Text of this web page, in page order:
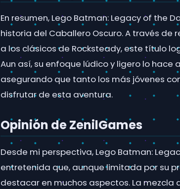
En resumen, Lego Batman: Legacy of the
historia del Caballero Oscuro. A través de
a los clásicos de Rocksteady, este título
Aun así, su enfoque lúdico y ligero lo
asegurando que tanto los más jóvenes
disfrutar de esta aventura.
Opinión de ZenilGames
Desde mi perspectiva, Lego Batman:
entretenida que, aunque limitada por su
destacar en muchos aspectos. La